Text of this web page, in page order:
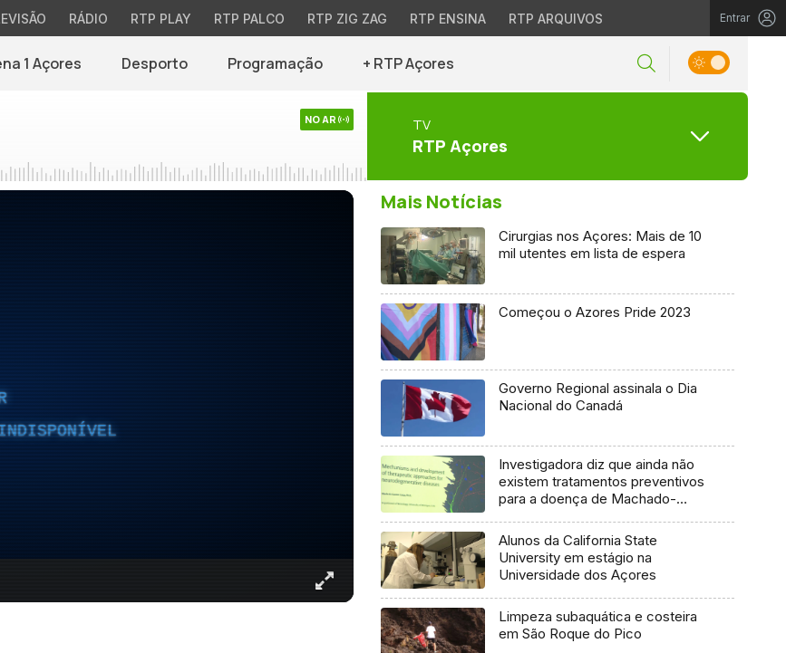
RÁDIO RTP PLAY RTP PALCO RTP ZIG ZAG RTP ENSINA RTP ARQUIVOS Entrar
1 Açores Desporto Programação + RTP Açores
NO AR TV
RTP Açores
Mais Notícias
Cirurgias nos Açores: Mais de 10
mil utentes em lista de espera
Começou o Azores Pride 2023
Governo Regional assinala o Dia
Nacional do Canadá
Investigadora diz que ainda não
existem tratamentos preventivos
para a doença de Machado-
Alunos da California State
University em estágio na
Universidade dos Açores
Limpeza subaquática e costeira
em São Roque do Pico